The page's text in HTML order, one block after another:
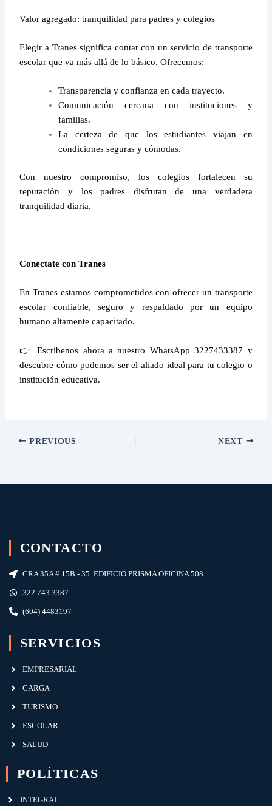
Valor agregado: tranquilidad para padres y colegios
Elegir a Tranes significa contar con un servicio de transporte
escolar que va más allá de lo básico. Ofrecemos:
Transparencia y confianza en cada trayecto.
Comunicación cercana con instituciones y
familias.
La certeza de que los estudiantes viajan en
condiciones seguras y cómodas.
Con nuestro compromiso, los colegios fortalecen su
reputación y los padres disfrutan de una verdadera
tranquilidad diaria.
Conéctate con Tranes
En Tranes estamos comprometidos con ofrecer un transporte
escolar confiable, seguro y respaldado por un equipo
humano altamente capacitado.
👉 Escríbenos ahora a nuestro WhatsApp 3227433387 y
descubre cómo podemos ser el aliado ideal para tu colegio o
institución educativa.
PREVIOUS NEXT
CONTACTO
CRA 35A # 15B - 35. EDIFICIO PRISMA OFICINA 508
322 743 3387
(604) 4483197
SERVICIOS
EMPRESARIAL
CARGA
TURISMO
ESCOLAR
SALUD
POLÍTICAS
INTEGRAL